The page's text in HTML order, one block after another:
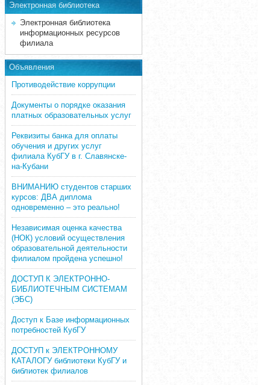
Электронная библиотека
Электронная библиотека
информационных ресурсов
филиала
Объявления
Противодействие коррупции
Документы о порядке оказания
платных образовательных услуг
Реквизиты банка для оплаты
обучения и других услуг
филиала КубГУ в г. Славянске-
на-Кубани
ВНИМАНИЮ студентов старших
курсов: ДВА диплома
одновременно – это реально!
Независимая оценка качества
(НОК) условий осуществления
образовательной деятельности
филиалом пройдена успешно!
ДОСТУП К ЭЛЕКТРОННО-
БИБЛИОТЕЧНЫМ СИСТЕМАМ
(ЭБС)
Доступ к Базе информационных
потребностей КубГУ
ДОСТУП к ЭЛЕКТРОННОМУ
КАТАЛОГУ библиотеки КубГУ и
библиотек филиалов